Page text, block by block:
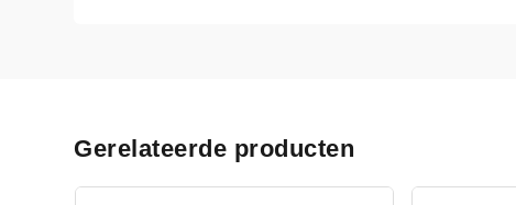
Gerelateerde producten